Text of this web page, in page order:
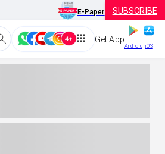
E-Paper SUBSCRIBE
Get App
Android iOS